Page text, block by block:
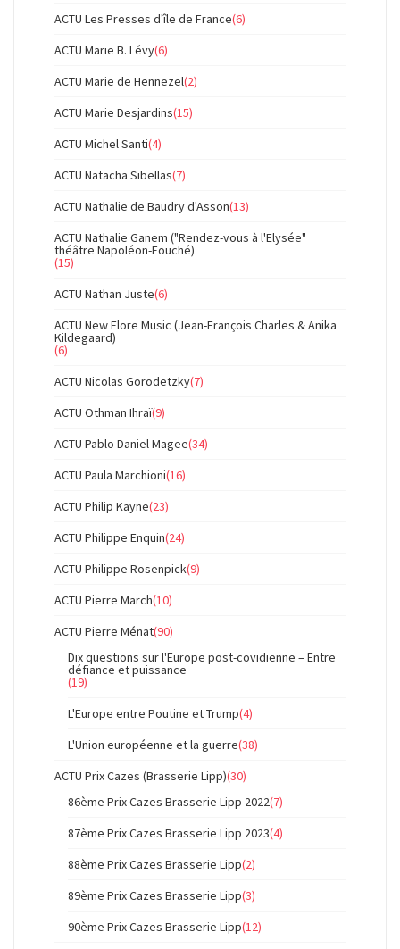
ACTU Les Presses d'île de France(6)
ACTU Marie B. Lévy(6)
ACTU Marie de Hennezel(2)
ACTU Marie Desjardins(15)
ACTU Michel Santi(4)
ACTU Natacha Sibellas(7)
ACTU Nathalie de Baudry d'Asson(13)
ACTU Nathalie Ganem ("Rendez-vous à l'Elysée"
théâtre Napoléon-Fouché)
(15)
ACTU Nathan Juste(6)
ACTU New Flore Music (Jean-François Charles & Anika
Kildegaard)
(6)
ACTU Nicolas Gorodetzky(7)
ACTU Othman Ihraï(9)
ACTU Pablo Daniel Magee(34)
ACTU Paula Marchioni(16)
ACTU Philip Kayne(23)
ACTU Philippe Enquin(24)
ACTU Philippe Rosenpick(9)
ACTU Pierre March(10)
ACTU Pierre Ménat(90)
Dix questions sur l'Europe post-covidienne – Entre
défiance et puissance
(19)
L'Europe entre Poutine et Trump(4)
L'Union européenne et la guerre(38)
ACTU Prix Cazes (Brasserie Lipp)(30)
86ème Prix Cazes Brasserie Lipp 2022(7)
87ème Prix Cazes Brasserie Lipp 2023(4)
88ème Prix Cazes Brasserie Lipp(2)
89ème Prix Cazes Brasserie Lipp(3)
90ème Prix Cazes Brasserie Lipp(12)